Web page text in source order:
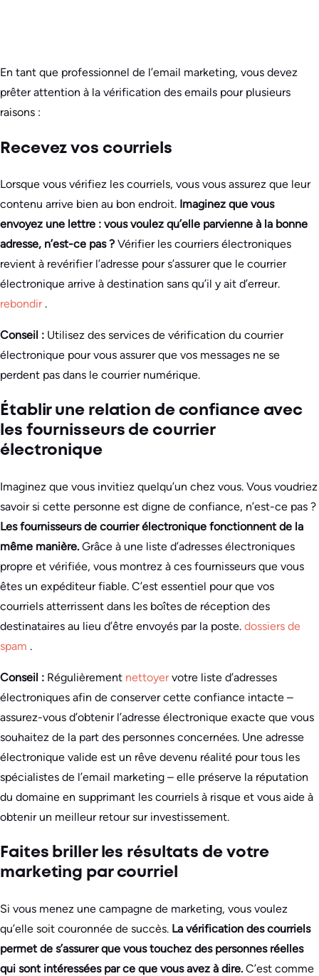
En tant que professionnel de l’email marketing, vous devez
prêter attention à la vérification des emails pour plusieurs
raisons :
Recevez vos courriels
Lorsque vous vérifiez les courriels, vous vous assurez que leur
contenu arrive bien au bon endroit. Imaginez que vous
envoyez une lettre : vous voulez qu’elle parvienne à la bonne
adresse, n’est-ce pas ? Vérifier les courriers électroniques
revient à revérifier l’adresse pour s’assurer que le courrier
électronique arrive à destination sans qu’il y ait d’erreur.
rebondir.
Conseil : Utilisez des services de vérification du courrier
électronique pour vous assurer que vos messages ne se
perdent pas dans le courrier numérique.
Établir une relation de confiance avec
les fournisseurs de courrier
électronique
Imaginez que vous invitiez quelqu’un chez vous. Vous voudriez
savoir si cette personne est digne de confiance, n’est-ce pas ?
Les fournisseurs de courrier électronique fonctionnent de la
même manière. Grâce à une liste d’adresses électroniques
propre et vérifiée, vous montrez à ces fournisseurs que vous
êtes un expéditeur fiable. C’est essentiel pour que vos
courriels atterrissent dans les boîtes de réception des
destinataires au lieu d’être envoyés par la poste. dossiers de
spam .
Conseil : Régulièrement nettoyervotre liste d’adresses
électroniques afin de conserver cette confiance intacte –
assurez-vous d’obtenir l’adresse électronique exacte que vous
souhaitez de la part des personnes concernées. Une adresse
électronique valide est un rêve devenu réalité pour tous les
spécialistes de l’email marketing – elle préserve la réputation
du domaine en supprimant les courriels à risque et vous aide à
obtenir un meilleur retour sur investissement.
Faites briller les résultats de votre
marketing par courriel
Si vous menez une campagne de marketing, vous voulez
qu’elle soit couronnée de succès. La vérification des courriels
permet de s’assurer que vous touchez des personnes réelles
qui sont intéressées par ce que vous avez à dire. C’est comme